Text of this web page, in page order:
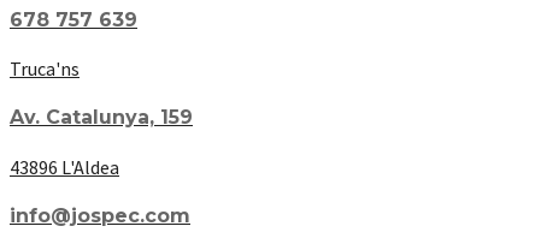
678 757 639
Truca'ns
Av. Catalunya, 159
43896 L'Aldea
info@jospec.com